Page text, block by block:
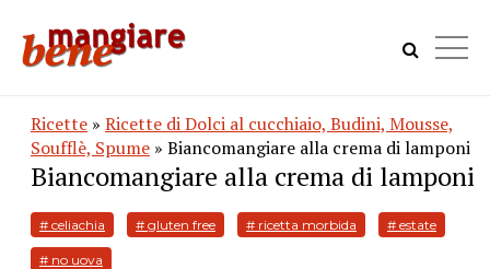
Ricette » Ricette di Dolci al cucchiaio, Budini, Mousse,
Soufflè, Spume » Biancomangiare alla crema di lamponi
Biancomangiare alla crema di lamponi
# celiachia # gluten free # ricetta morbida # estate
# no uova